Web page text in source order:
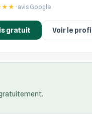
· avis Google
gratuit Voir le profil